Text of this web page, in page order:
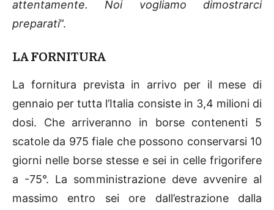
attentamente. Noi vogliamo dimostrarci
preparati”.
LA FORNITURA
La fornitura prevista in arrivo per il mese di
gennaio per tutta l’Italia consiste in 3,4 milioni di
dosi. Che arriveranno in borse contenenti 5
scatole da 975 fiale che possono conservarsi 10
giorni nelle borse stesse e sei in celle frigorifere
a -75°. La somministrazione deve avvenire al
massimo entro sei ore dall’estrazione dalla